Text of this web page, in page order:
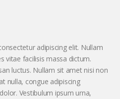
adipiscing elit. Nullam
vitae facilisis massa dictum.
luctus. Nullam sit amet nisi non
nulla, congue adipiscing
Vestibulum ipsum urna,